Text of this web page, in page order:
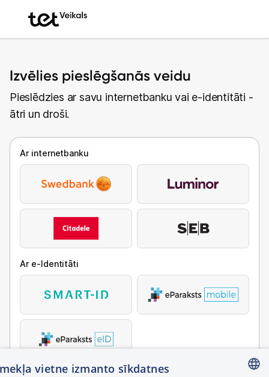
Izvēlies pieslēgšanās veidu
Pieslēdzies ar savu internetbanku vai e-identitāti -
ātri un droši.
Ar internetbanku
Ar e-Identitāti
vietne izmanto sīkdatnes